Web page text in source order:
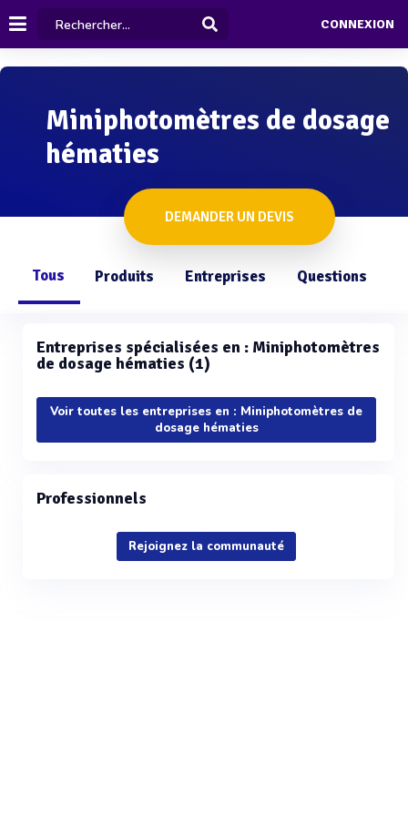
CONNEXION
Miniphotomètres de dosage
hématies
DEMANDER UN DEVIS
Tous Produits Entreprises Questions
Entreprises spécialisées en : Miniphotomètres
de dosage hématies (1)
Voir toutes les entreprises en : Miniphotomètres de
dosage hématies
Professionnels
Rejoignez la communauté